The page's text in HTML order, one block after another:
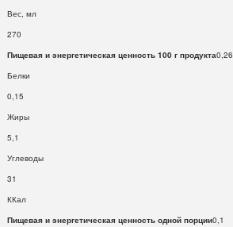
Вес, мл
270
Пищевая и энергетическая ценность 100 г продукта0,26
Белки
0,15
Жиры
5,1
Углеводы
31
ККал
Пищевая и энергетическая ценность одной порции0,1